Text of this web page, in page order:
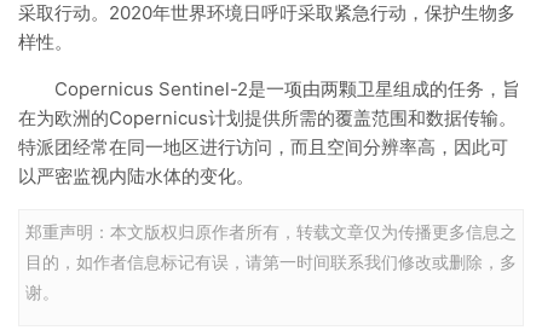
采取行动。2020年世界环境日呼吁采取紧急行动，保护生物多
样性。
Copernicus Sentinel-2是一项由两颗卫星组成的任务，旨
在为欧洲的Copernicus计划提供所需的覆盖范围和数据传输。
特派团经常在同一地区进行访问，而且空间分辨率高，因此可
以严密监视内陆水体的变化。
郑重声明：本文版权归原作者所有，转载文章仅为传播更多信息之
目的，如作者信息标记有误，请第一时间联系我们修改或删除，多
谢。